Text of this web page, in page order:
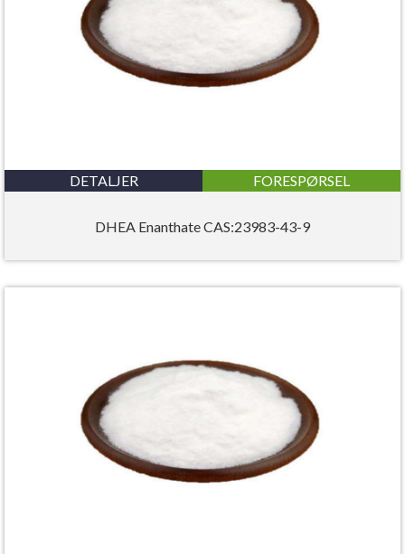
DETALJER FORESPØRSEL
DHEA Enanthate CAS:23983-43-9